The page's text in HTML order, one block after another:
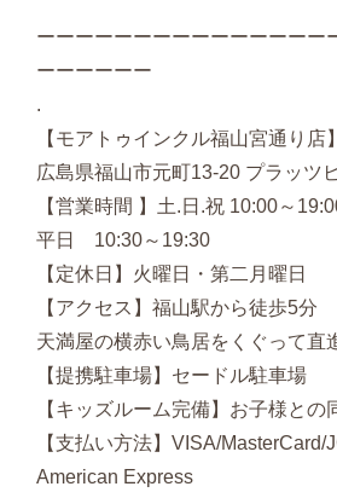
ーーーーーーーーーーーーーーー
ーーーーーー
.
【モアトゥインクル福山宮通り店】
広島県福山市元町13-20 プラッツ
【営業時間 】土.日.祝 10:00～
平日 10:30～19:30
【定休日】火曜日・第二月曜日
【アクセス】福山駅から徒歩5分
天満屋の横赤い鳥居をくぐって直
【提携駐車場】セードル駐車場
【キッズルーム完備】お子様との
【支払い方法】VISA/MasterCard/
American Express